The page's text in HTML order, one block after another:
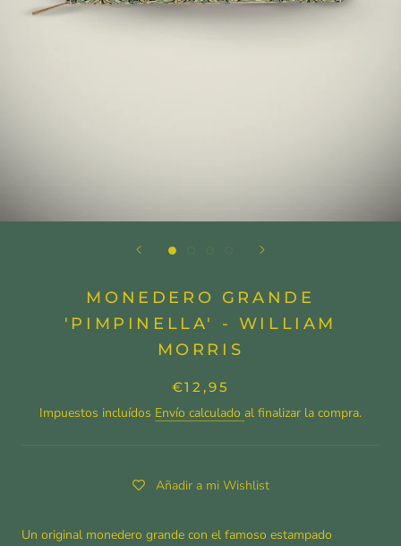
MONEDERO GRANDE
'PIMPINELLA' - WILLIAM
MORRIS
€12,95
Impuestos incluídos Envío calculado al finalizar la compra.
Añadir a mi Wishlist
Un original monedero grande con el famoso estampado